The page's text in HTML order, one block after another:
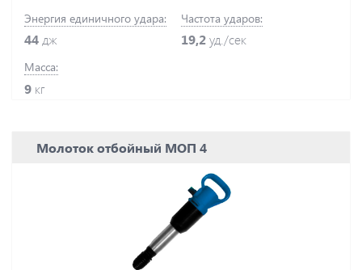
Энергия единичного удара:
44 дж
Частота ударов:
19,2уд./сек
Масса:
9 кг
Молоток отбойный МОП 4